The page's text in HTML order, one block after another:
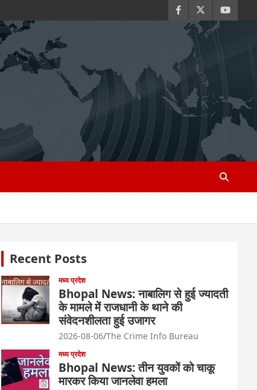
Recent Posts
मध्य प्रदेश
Bhopal News: नाबालिग से हुई ज्यादती
के मामले में राजधानी के थाने की
संवेदनशीलता हुई उजागर
2026-08-06 The Crime Info Bureau
मध्य प्रदेश
Bhopal News: तीन युवकों को चाकू
मारकर किया जानलेवा हमला